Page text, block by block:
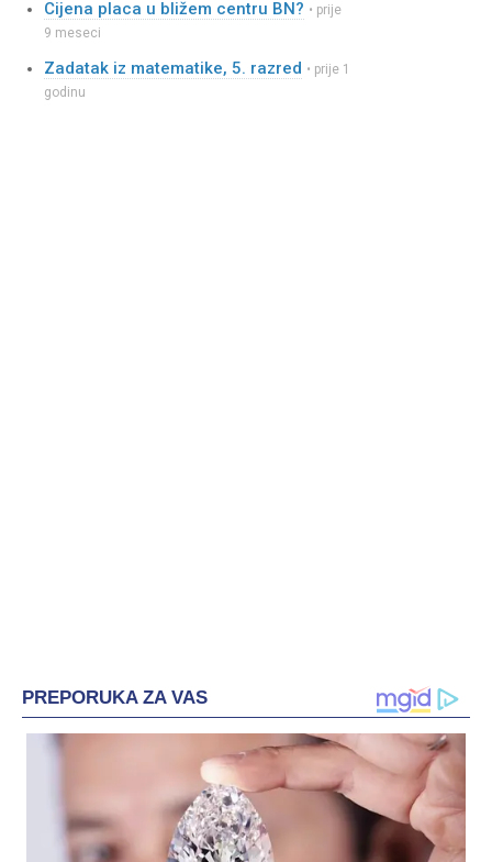
Cijena placa u bližem centru BN? • prije
9 meseci
Zadatak iz matematike, 5. razred • prije 1
godinu